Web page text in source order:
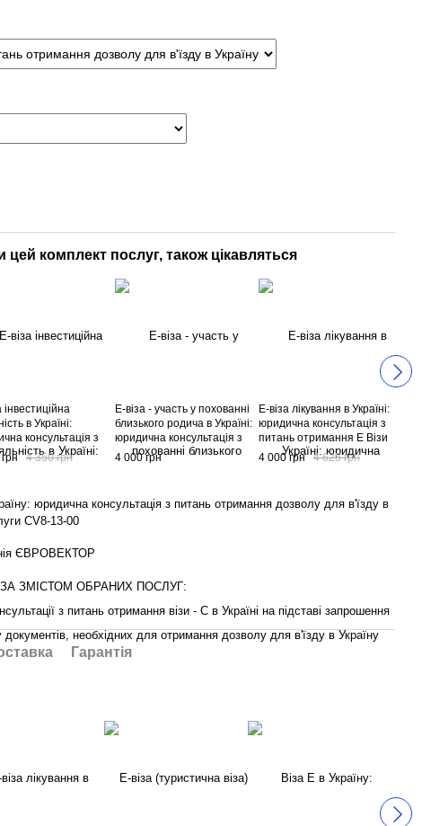
цей комплект послуг, також цікавляться
інвестиційна
в Україні:
консультація з
отримання Е Візи
08 в Україну. Код
4 350 грн
Е-віза - участь у похованні
близького родича в Україні:
юридична консультація з
питань отримання Е Візи
тип С-14 в Україну. Код
4 000 грн
Е-віза лікування в Україні:
юридична консультація з
питань отримання Е Візи
тип С-07 в Україну. Код
послуги CV8-07-00
4 000 грн 4 625 грн
юридична консультація з питань отримання дозволу для в'їзду в
CV8-13-00
ЄВРОВЕКТОР
ЗМІСТОМ ОБРАНИХ ПОСЛУГ:
з питань отримання візи - С в Україні на підставі запрошення
документів, необхідних для отримання дозволу для в'їзду в Україну
Гарантія